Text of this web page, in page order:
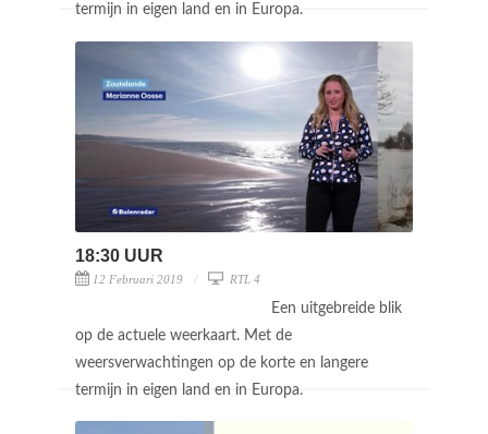
termijn in eigen land en in Europa.
18:30 UUR
12 Februari 2019 RTL 4
Een uitgebreide blik
op de actuele weerkaart. Met de
weersverwachtingen op de korte en langere
termijn in eigen land en in Europa.